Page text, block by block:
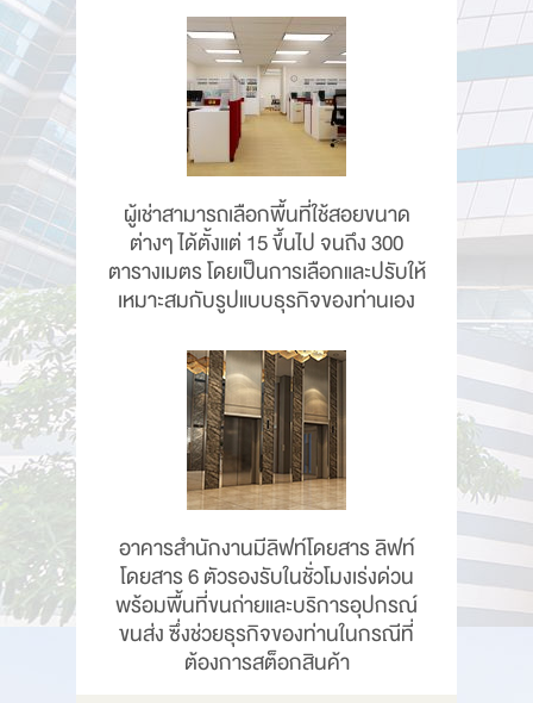
ผู้เช่าสามารถเลือกพื้นที่ใช้สอยขนาด
ต่างๆ ได้ตั้งแต่ 15 ขึ้นไป จนถึง 300
ตารางเมตร โดยเป็นการเลือกและปรับให้
เหมาะสมกับรูปแบบธุรกิจของท่านเอง
อาคารสำนักงานมีลิฟท์โดยสาร ลิฟท์
โดยสาร 6 ตัวรองรับในชั่วโมงเร่งด่วน
พร้อมพื้นที่ขนถ่ายและบริการอุปกรณ์
ขนส่ง ซึ่งช่วยธุรกิจของท่านในกรณีที่
ต้องการสต็อกสินค้า